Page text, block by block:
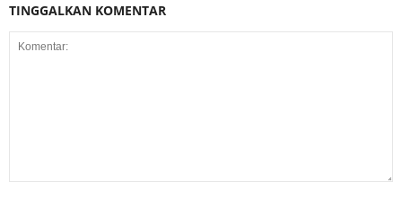
TINGGALKAN KOMENTAR